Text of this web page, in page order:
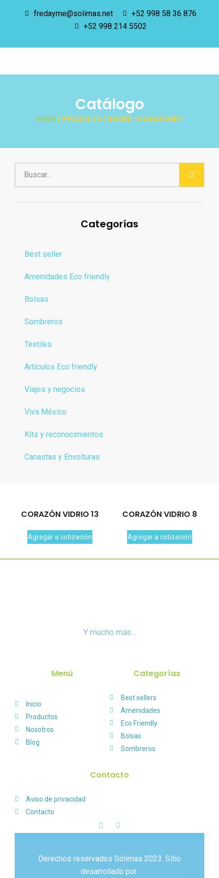
fredayme@solimas.net
+52 998 58 36 876
+52 998 214 5502
Catálogo
HOME/ PRODUCTS TAGGED “CORAZONES”
CORAZÓN VIDRIO 13
Agregar a cotización
CORAZÓN VIDRIO 8
Agregar a cotización
Categorías
Best seller
Amenidades Eco friendly
Bolsas
Sombreros
Textiles
Artículos Eco friendly
Viajes y negocios
Viva México
Kits y reconocimientos
Canastas y Envolturas
Y mucho más…
Menú Categorías
Inicio
Productos
Nosotros
Blog
Best sellers
Amenidades
Eco Friendly
Bolsas
Sombreros
Contacto
Aviso de privacidad
Contacto
Derechos reservados Solimas 2023. Sitio
desarrollado por